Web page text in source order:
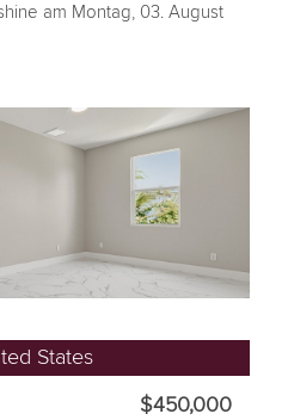
am Montag, 03. August
States
$450,000